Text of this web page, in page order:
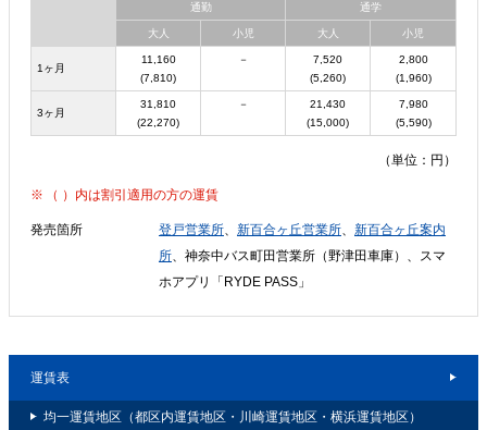
通勤 通学
大人 小児 大人 小児
1ヶ月
11,160
(7,810)
－
7,520
(5,260)
2,800
(1,960)
3ヶ月
31,810
(22,270)
－
21,430
(15,000)
7,980
(5,590)
（単位：円）
（ ）内は割引適用の方の運賃
発売箇所 登戸営業所、 新百合ヶ丘営業所、 新百合ヶ丘案内
所、神奈中バス町田営業所（野津田車庫）、スマ
ホアプリ「RYDE PASS」
運賃表
均一運賃地区（都区内運賃地区・川崎運賃地区・横浜運賃地区）